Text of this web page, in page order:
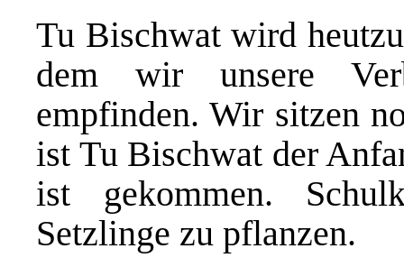
Tu Bischwat wird
dem wir unsere
empfinden. Wir sitzen
ist Tu Bischwat der
ist gekommen.
Setzlinge zu pflanzen.